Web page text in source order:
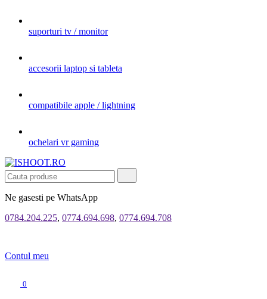
suporturi tv / monitor
accesorii laptop si tableta
compatibile apple / lightning
ochelari vr gaming
Ne gasesti pe WhatsApp
0784.204.225, 0774.694.698, 0774.694.708
Contul meu
0